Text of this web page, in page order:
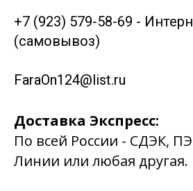
+7 (923) 579-58-69 -
(самовывоз)
FaraOn124@list.ru
Доставка Экспресс:
По всей России - СДЭК,
Линии или любая другая.